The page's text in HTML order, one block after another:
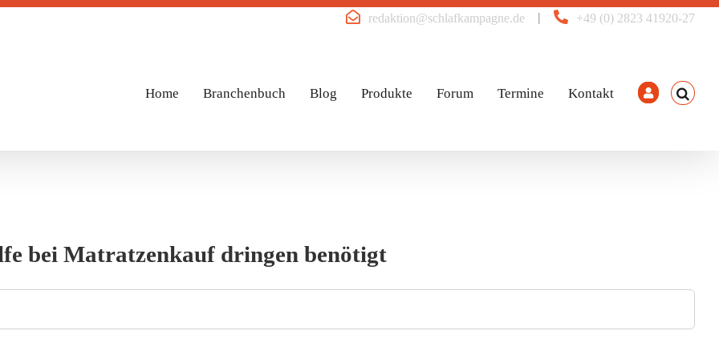
+49 (0) 2823 41920-27
|
redaktion@schlafkampagne.de
Home Branchenbuch Blog Produkte Forum Termine Kontakt
bei Matratzenkauf dringen benötigt